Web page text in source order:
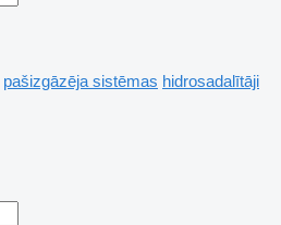
pašizgāzēja sistēmas hidrosadalītāji